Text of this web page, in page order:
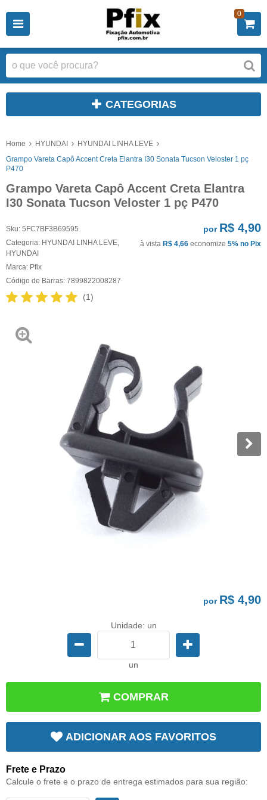
0
CATEGORIAS
Home HYUNDAI
HYUNDAI LINHA LEVE
Grampo Vareta Capô Accent Creta Elantra I30 Sonata Tucson Veloster 1 pç
P470
Grampo Vareta Capô Accent Creta Elantra
I30 Sonata Tucson Veloster 1 pç P470
Sku: 5FC7BF3B69595
Categoria: HYUNDAI LINHA LEVE
HYUNDAI
Marca: Pfix
Código de Barras: 7899822008287
(1)
por R$ 4,90
à vista R$ 4,66 economize 5% no Pix
por R$ 4,90
Unidade: un
un
COMPRAR
ADICIONAR AOS FAVORITOS
Frete e Prazo
Calcule o frete e o prazo de entrega estimados para sua região: